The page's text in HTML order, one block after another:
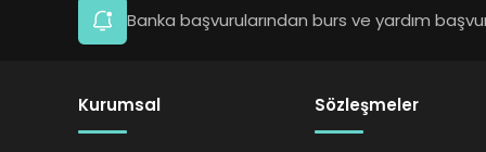
Banka başvurularından burs ve yardım
Kurumsal Sözleşmeler